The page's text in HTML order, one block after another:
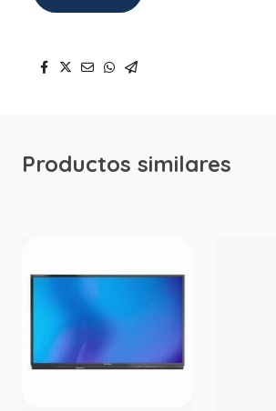
Productos similares